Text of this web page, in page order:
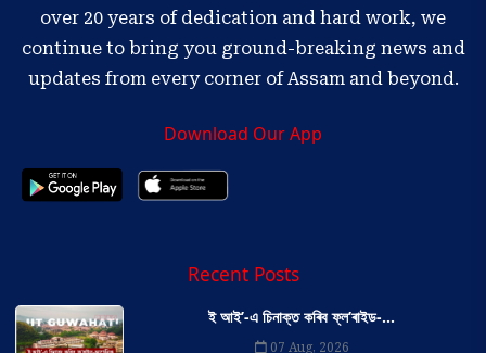
over 20 years of dedication and hard work, we
continue to bring you ground-breaking news and
updates from every corner of Assam and beyond.
Download Our App
Recent Posts
ই আই’-এ চিনাক্ত কৰিব ফ্ল’ৰাইড-...
07 Aug, 2026